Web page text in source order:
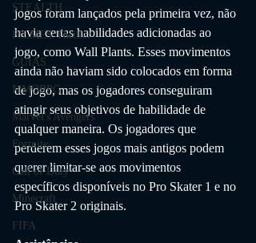
STEALTH
FILMES Thriller
GUIAS
MMORPG
Marvel's Avengers
Fortnite
Call of Duty
Minecraft
FIFA
jogos foram lançados pela primeira vez, não
havia certas habilidades adicionadas ao
jogo, como Wall Plants. Esses movimentos
ainda não haviam sido colocados em forma
de jogo, mas os jogadores conseguiram
atingir seus objetivos de habilidade de
qualquer maneira. Os jogadores que
perderem esses jogos mais antigos podem
querer limitar-se aos movimentos
específicos disponíveis no Pro Skater 1 e no
Pro Skater 2 originais.